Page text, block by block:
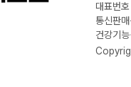
대표번
통신판
건강기